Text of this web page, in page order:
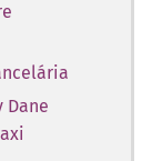
Dane